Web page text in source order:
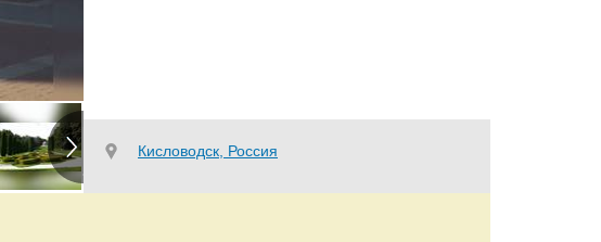
Кисловодск, Россия